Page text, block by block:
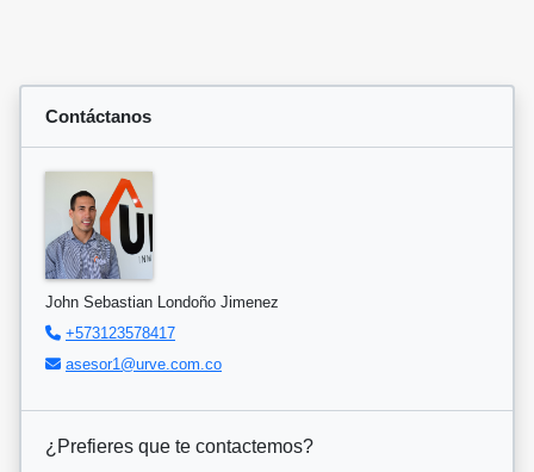
Contáctanos
John Sebastian Londoño Jimenez
+573123578417
asesor1@urve.com.co
¿Prefieres que te contactemos?